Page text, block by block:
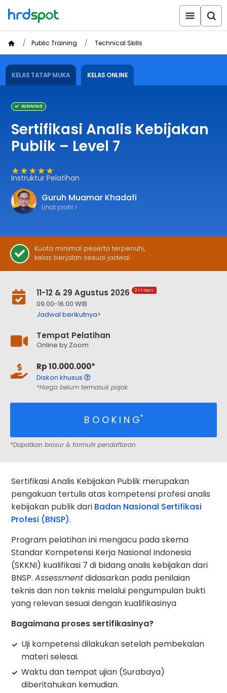
Public Training Technical Skills
KELAS TATAP MUKA KELAS ONLINE
RUNNING
Sertifikasi Analis Kebijakan
Publik – Level 7
★★★★★
Instruktur Pelatihan
Guruh Muamar Khadafi
Lihat profil >
Kuota minimal peserta terpenuhi,
kelas berjalan sesuai jadwal.
11-12 & 29 Agustus 2026 2+1 Hari
09.00-16.00 WIB
Jadwal berikutnya>
Tempat Pelatihan
Online by Zoom
Rp 10.000.000*
Diskon khusus
*Harga belum termasuk pajak
B O O K I N G*
*Dapatkan brosur & formulir pendaftaran.
Sertifikasi Analis Kebijakan Publik merupakan
pengakuan tertulis atas kompetensi profesi analis
kebijakan publik dari Badan Nasional Sertifikasi
Profesi (BNSP).
Program pelatihan ini mengacu pada skema
Standar Kompetensi Kerja Nasional Indonesia
(SKKNI) kualifikasi 7 di bidang analis kebijakan dari
BNSP.Assessmentdidasarkan pada penilaian
teknis dan non teknis melalui pengumpulan bukti
yang relevan sesuai dengan kualifikasinya
Bagaimana proses sertifikasinya?
Uji kompetensi dilakukan setelah pembekalan
materi selesai.
Waktu dan tempat ujian (Surabaya)
diberitahukan kemudian.